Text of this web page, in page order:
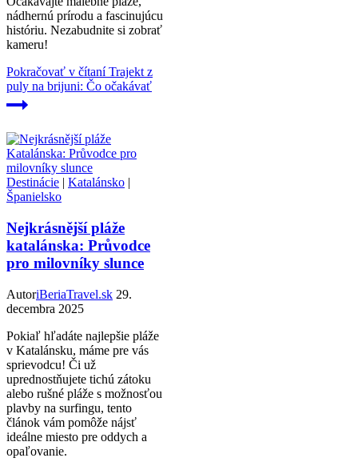
nádhernú prírodu a fascinujúcu
históriu. Nezabudnite si zobrať
kameru!
Pokračovať v čítaníTrajekt z
puly na brijuni: Čo očakávať
Destinácie | Katalánsko |
Španielsko
Nejkrásnější pláže
katalánska: Průvodce
pro milovníky slunce
AutoriBeriaTravel.sk 29.
decembra 2025
Pokiaľ hľadáte najlepšie pláže
v Katalánsku, máme pre vás
sprievodcu! Či už
uprednostňujete tichú zátoku
alebo rušné pláže s možnosťou
plavby na surfingu, tento
článok vám pomôže nájsť
ideálne miesto pre oddych a
opaľovanie.